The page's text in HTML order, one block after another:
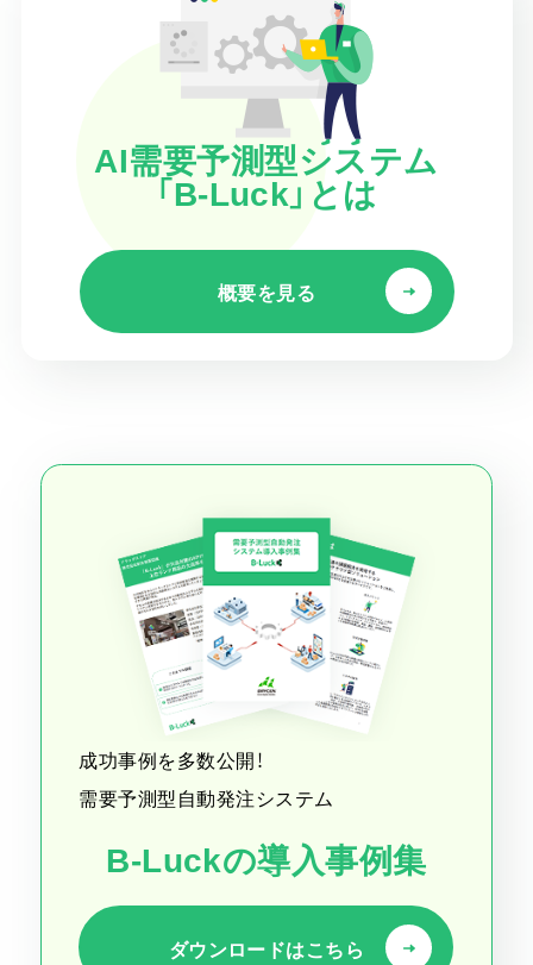
AI需要予測型システム
「B-Luck」とは
概要を見る
成功事例を多数公開！
需要予測型自動発注システム
B-Luckの導入事例集
ダウンロードはこちら